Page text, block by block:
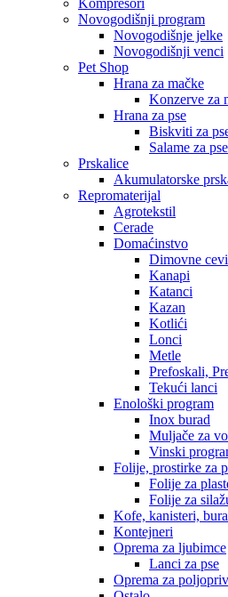
Kompresori
Novogodišnji program
Novogodišnje jelke
Novogodišnji venci
Pet Shop
Hrana za mačke
Konzerve za
Hrana za pse
Biskviti za
Salame za pse
Prskalice
Akumulatorske
Repromaterijal
Agrotekstil
Cerade
Domaćinstvo
Dimovne cevi
Kanapi
Katanci
Kazan
Kotlići
Lonci
Metle
Prefoskali,
Tekući lanci
Enološki program
Inox burad
Muljače za
Vinski
Folije, prostirke za
Folije za
Folije za
Kofe, kanisteri,
Kontejneri
Oprema za ljubimce
Lanci za pse
Oprema za